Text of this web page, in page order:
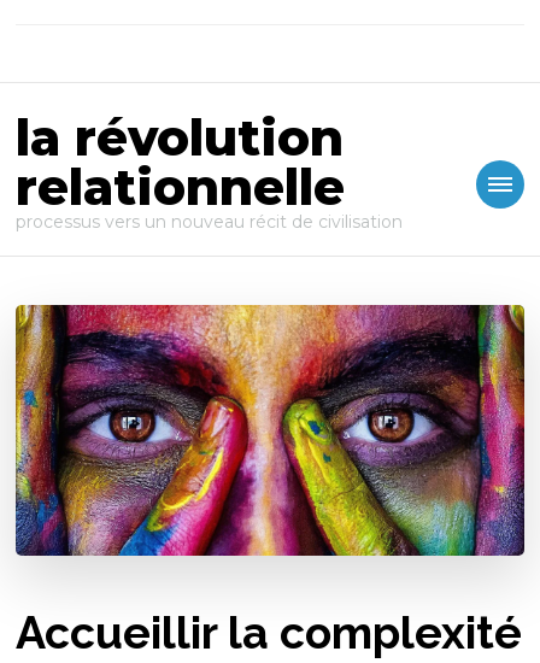
la révolution
relationnelle
processus vers un nouveau récit de civilisation
Accueillir la complexité